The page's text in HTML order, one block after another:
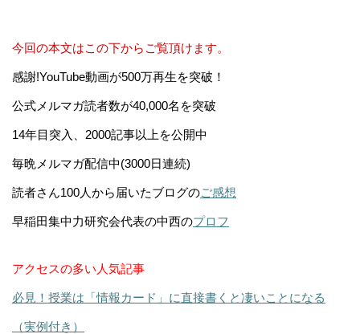
今回の本文はこの下からご覧頂けます。
感謝!YouTube動画が500万再生を突破！
公式メルマガ読者数が40,000名を突破
14年目突入、2000記事以上を公開中
毎晩メルマガ配信中(3000日連続)
読者さん100人から届いたブログのご感想
早稲田集中力研究会代表の中西のプロフ
アクセスの多い人気記事
必見！授業は「情報カード」に直接書くと凄いことになる
（実例付き）